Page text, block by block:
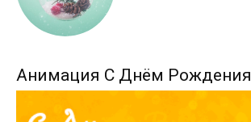
Анимация С Днём Рождения